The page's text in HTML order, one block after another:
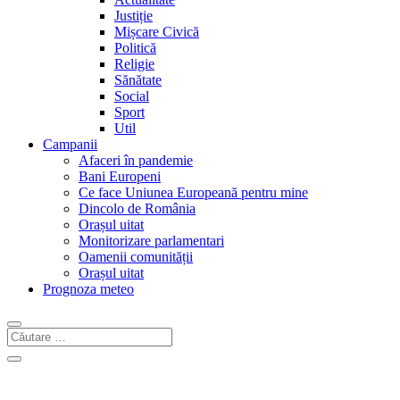
Justiție
Mișcare Civică
Politică
Religie
Sănătate
Social
Sport
Util
Campanii
Afaceri în pandemie
Bani Europeni
Ce face Uniunea Europeană pentru mine
Dincolo de România
Orașul uitat
Monitorizare parlamentari
Oamenii comunității
Orașul uitat
Prognoza meteo